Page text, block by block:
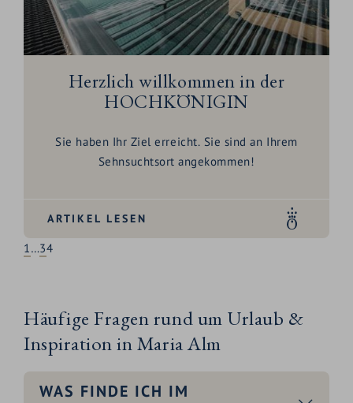
Herzlich willkommen in der
HOCHKÖNIGIN
Sie haben Ihr Ziel erreicht. Sie sind an Ihrem
Sehnsuchtsort angekommen!
ARTIKEL LESEN
1 …34
Häufige Fragen rund um Urlaub &
Inspiration in Maria Alm
WAS FINDE ICH IM